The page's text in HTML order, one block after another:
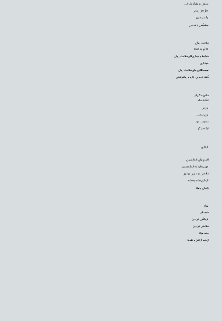
نوزاد
شیردهی
غربالگری نوزادان
سلامتی نوزادان
رشد نوزاد
از شیر گرفتن و تغذیه
بارداری
اقدام برای باردار شدن
فهمیده‌اید که باردار هستید
سلامتی در دوران بارداری
بارداری هفته به هفته
زایمان و تولد
سالم زندگی کن
تغذیه سالم
ورزش
وزن مناسب
مدیریت درد
ترک سیگار
سلامت روان
علائم و رفتارها
شرایط و بیماری‌های سلامت روان
خودیاری
توصیه‌‌هایی برای سلامت روان
گفتار درمانی، دارو و روانپزشکی
بیماری عروق کرونر قلب
عمل‌های زیبایی
واکسیناسیون
پیشگیری از بارداری